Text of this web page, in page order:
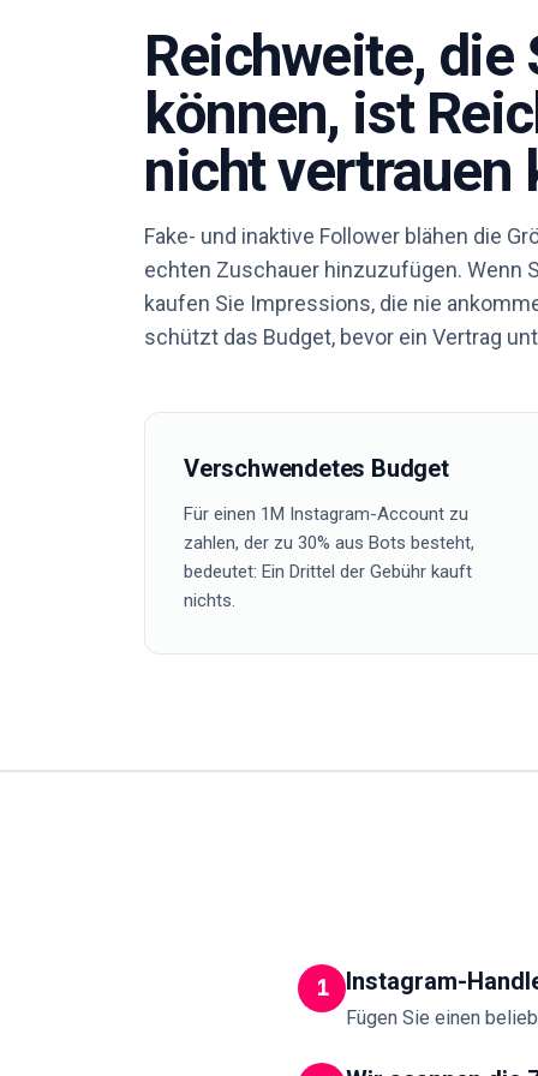
Reichweite, die
können, ist
nicht vertrauen
Fake- und inaktive Follower blähen die
echten Zuschauer hinzuzufügen. Wenn
kaufen Sie Impressions, die nie
schützt das Budget, bevor ein Vertrag
Verschwendetes Budget
Für einen 1M Instagram-Account zu
zahlen, der zu 30% aus Bots besteht,
bedeutet: Ein Drittel der Gebühr kauft
nichts.
1 Instagram-
Fügen Sie einen